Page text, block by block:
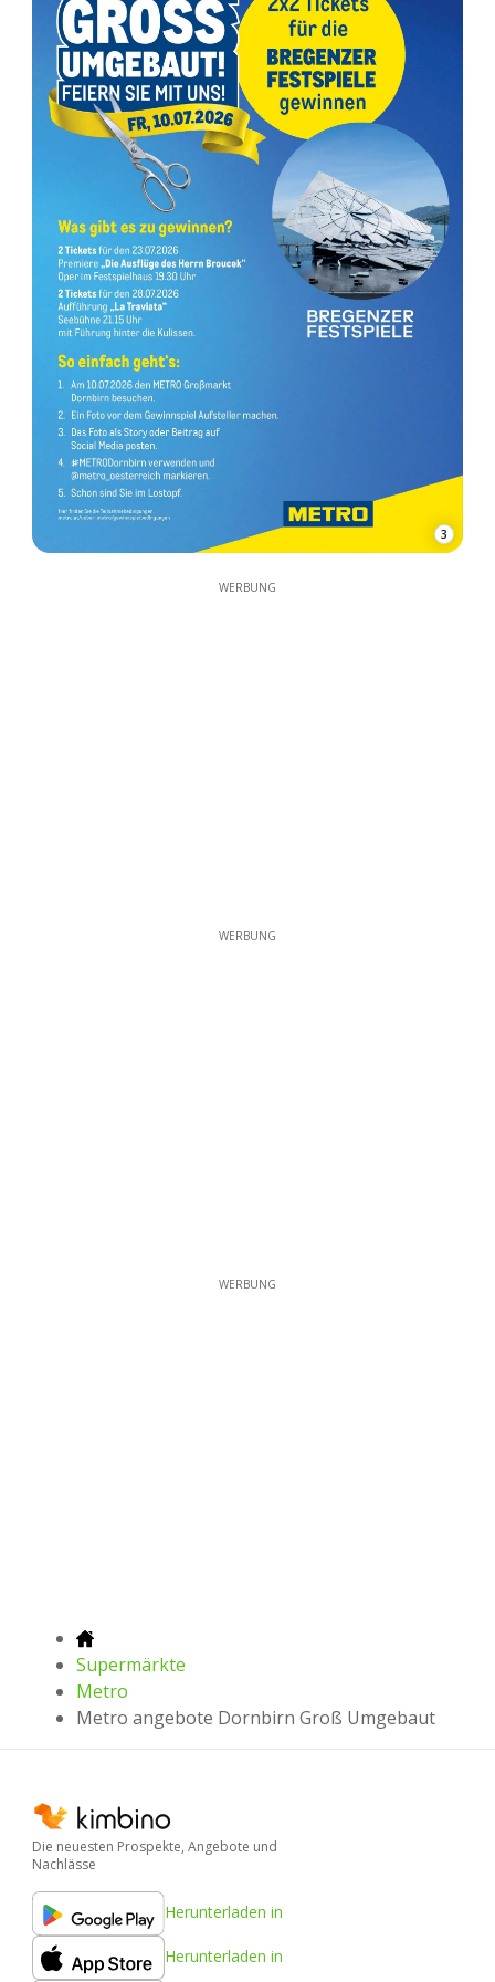
3
WERBUNG
WERBUNG
WERBUNG
Supermärkte
Metro
Metro angebote Dornbirn Groß Umgebaut
Die neuesten Prospekte, Angebote und
Nachlässe
Herunterladen in
Herunterladen in